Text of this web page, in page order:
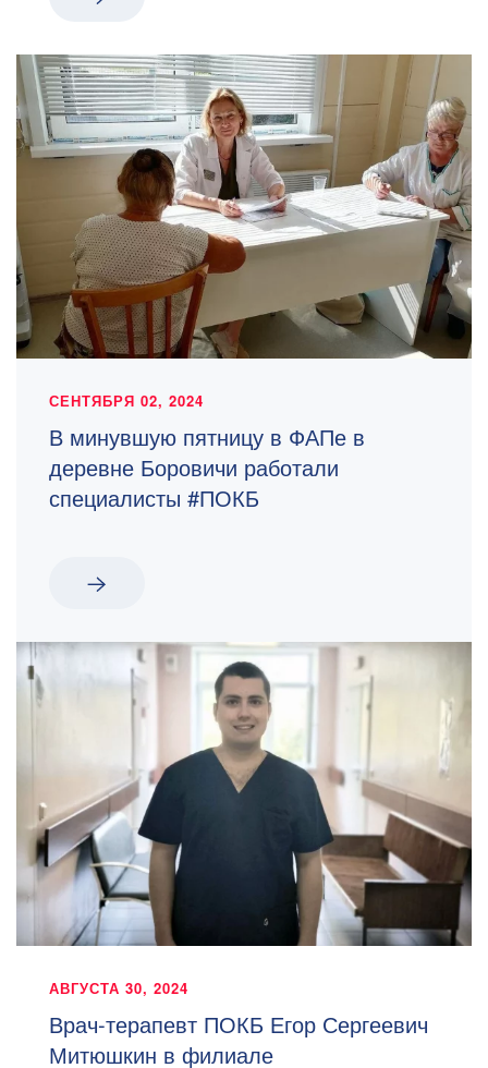
СЕНТЯБРЯ 02, 2024
В минувшую пятницу в ФАПе в
деревне Боровичи работали
специалисты #ПОКБ
АВГУСТА 30, 2024
Врач-терапевт ПОКБ Егор Сергеевич
Митюшкин в филиале